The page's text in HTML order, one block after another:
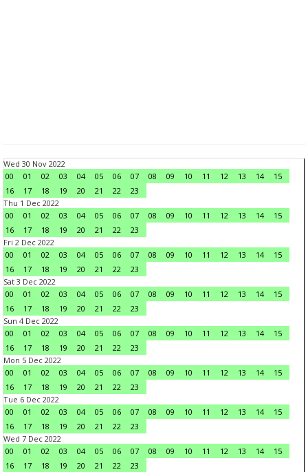
Wed 30 Nov 2022
00
01 02 03 04 05 06 07 08 09 10 11 12 13 14
15
16
17 18 19 20 21 22
23
Thu 1 Dec 2022
00
01 02 03 04 05 06 07 08 09 10 11 12 13 14
15
16
17 18 19 20 21 22
23
Fri 2 Dec 2022
00
01 02 03 04 05 06 07 08 09 10 11 12 13 14
15
16
17 18 19 20 21 22
23
Sat 3 Dec 2022
00
01 02 03 04 05 06 07 08 09 10 11 12 13 14
15
16
17 18 19 20 21 22
23
Sun 4 Dec 2022
00
01 02 03 04 05 06 07 08 09 10 11 12 13 14
15
16
17 18 19 20 21 22
23
Mon 5 Dec 2022
00
01 02 03 04 05 06 07 08 09 10 11 12 13 14
15
16
17 18 19 20 21 22
23
Tue 6 Dec 2022
00
01 02 03 04 05 06 07 08 09 10 11 12 13 14
15
16
17 18 19 20 21 22
23
Wed 7 Dec 2022
00
01 02 03 04 05 06 07 08 09 10 11 12 13 14
15
16
17 18 19 20 21 22
23